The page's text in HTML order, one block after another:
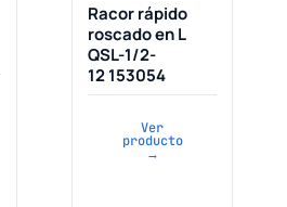
Racor rápido
roscado en L
QSL-1/2-
12 153054
Ver
producto
→